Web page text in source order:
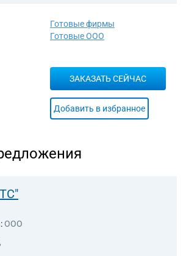
принадлежностями
47.59 Торговля розничная
мебелью, осветительными
бытовыми изделиями в
специализированных
магазинах
52.10 Деятельность по
складированию и хранению
73.11 Деятельность
Готовые фирмы
Готовые ООО
ЗАКАЗАТЬ СЕЙЧАС
Добавить в избранное
ООО
,